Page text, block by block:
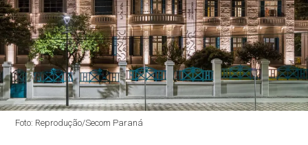
Foto: Reprodução/Secom Paraná